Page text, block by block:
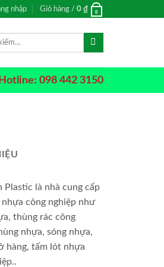
nhập Giỏ hàng / 0 ₫ 0
Hotline: 098 442 3150
Plastic là nhà cung cấp
nhựa công nghiệp như
thùng rác công
nhựa, sóng nhựa,
hàng, tấm lót nhựa